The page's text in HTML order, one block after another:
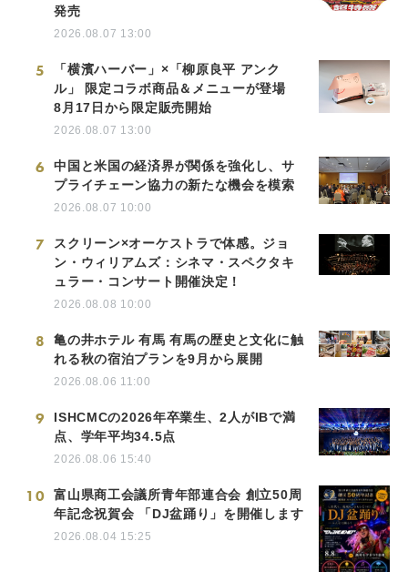
発売
2026.08.07 13:00
5
「横濱ハーバー」×「柳原良平 アンク
ル」 限定コラボ商品＆メニューが登場
8月17日から限定販売開始
2026.08.07 13:00
6
中国と米国の経済界が関係を強化し、サ
プライチェーン協力の新たな機会を模索
2026.08.07 10:00
7
スクリーン×オーケストラで体感。ジョ
ン・ウィリアムズ：シネマ・スペクタキ
ュラー・コンサート開催決定！
2026.08.08 10:00
8
亀の井ホテル 有馬 有馬の歴史と文化に触
れる秋の宿泊プランを9月から展開
2026.08.06 11:00
9
ISHCMCの2026年卒業生、2人がIBで満
点、学年平均34.5点
2026.08.06 15:40
10
富山県商工会議所青年部連合会 創立50周
年記念祝賀会 「DJ盆踊り」を開催します
2026.08.04 15:25